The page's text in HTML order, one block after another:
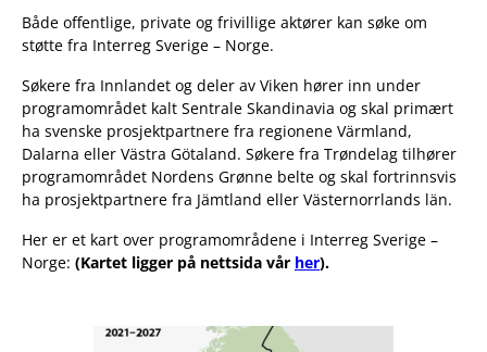
Både offentlige, private og frivillige aktører kan søke om
støtte fra Interreg Sverige – Norge.
Søkere fra Innlandet og deler av Viken hører inn under
programområdet kalt Sentrale Skandinavia og skal primært
ha svenske prosjektpartnere fra regionene Värmland,
Dalarna eller Västra Götaland. Søkere fra Trøndelag tilhører
programområdet Nordens Grønne belte og skal fortrinnsvis
ha prosjektpartnere fra Jämtland eller Västernorrlands län.
Her er et kart over programområdene i Interreg Sverige –
Norge: (Kartet ligger på nettsida vår her).